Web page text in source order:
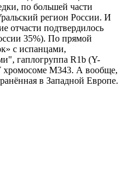
по большей части
регион России. И
отчасти подтвердилось
35%). По прямой
с испанцами,
гаплогруппа R1b (Y-
хромосоме М343. А вообще,
в Западной Европе.